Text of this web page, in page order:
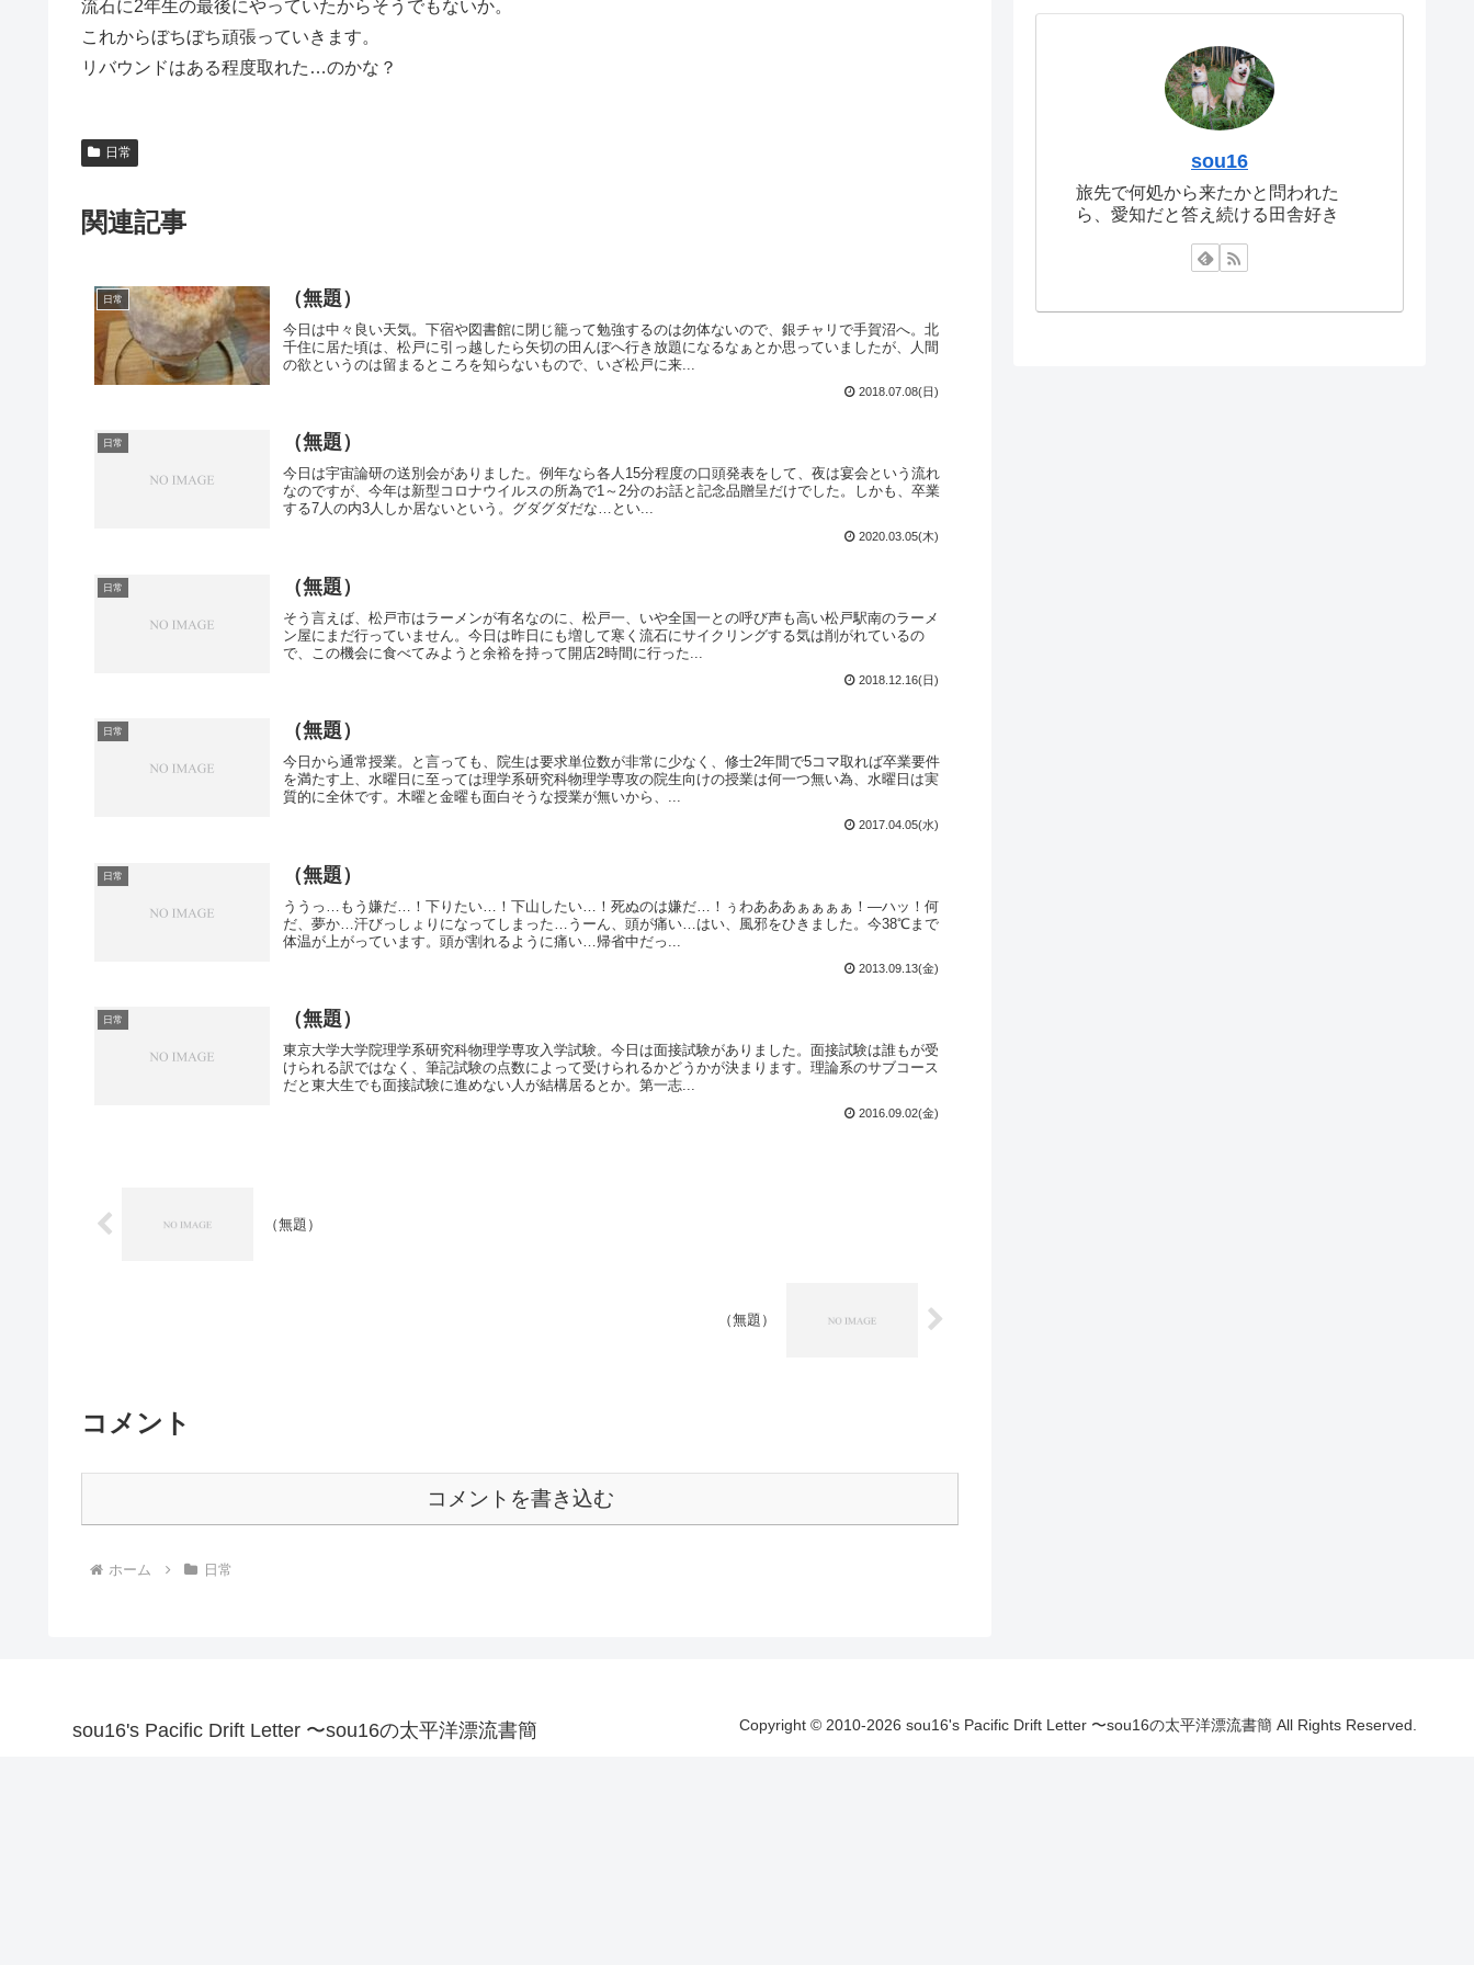
流石に2年生の最後にやっていたからそうでもないか。
これからぼちぼち頑張っていきます。
リバウンドはある程度取れた…のかな？
日常
関連記事
日常 （無題）
今日は中々良い天気。下宿や図書館に閉じ籠って勉強するのは勿体ないので、銀チャリで手賀沼へ。北
千住に居た頃は、松戸に引っ越したら矢切の田んぼへ行き放題になるなぁとか思っていましたが、人間
の欲というのは留まるところを知らないもので、いざ松戸に来...
2018.07.08(日)
日常 （無題）
今日は宇宙論研の送別会がありました。例年なら各人15分程度の口頭発表をして、夜は宴会という流れ
なのですが、今年は新型コロナウイルスの所為で1～2分のお話と記念品贈呈だけでした。しかも、卒業
する7人の内3人しか居ないという。グダグダだな…とい...
2020.03.05(木)
日常 （無題）
そう言えば、松戸市はラーメンが有名なのに、松戸一、いや全国一との呼び声も高い松戸駅南のラーメ
ン屋にまだ行っていません。今日は昨日にも増して寒く流石にサイクリングする気は削がれているの
で、この機会に食べてみようと余裕を持って開店2時間に行った...
2018.12.16(日)
日常 （無題）
今日から通常授業。と言っても、院生は要求単位数が非常に少なく、修士2年間で5コマ取れば卒業要件
を満たす上、水曜日に至っては理学系研究科物理学専攻の院生向けの授業は何一つ無い為、水曜日は実
質的に全休です。木曜と金曜も面白そうな授業が無いから、...
2017.04.05(水)
日常 （無題）
ううっ…もう嫌だ…！下りたい…！下山したい…！死ぬのは嫌だ…！ぅわあああぁぁぁぁ！―ハッ！何
だ、夢か…汗びっしょりになってしまった…うーん、頭が痛い…はい、風邪をひきました。今38℃まで
体温が上がっています。頭が割れるように痛い…帰省中だっ...
2013.09.13(金)
日常 （無題）
東京大学大学院理学系研究科物理学専攻入学試験。今日は面接試験がありました。面接試験は誰もが受
けられる訳ではなく、筆記試験の点数によって受けられるかどうかが決まります。理論系のサブコース
だと東大生でも面接試験に進めない人が結構居るとか。第一志...
2016.09.02(金)
（無題）
（無題）
コメント
コメントを書き込む
ホーム 日常
sou16
旅先で何処から来たかと問われた
ら、愛知だと答え続ける田舎好き
sou16's Pacific Drift Letter 〜sou16の太平洋漂流書簡 Copyright © 2010-2026 sou16's Pacific Drift Letter 〜sou16の太平洋漂流書簡 All Rights Reserved.